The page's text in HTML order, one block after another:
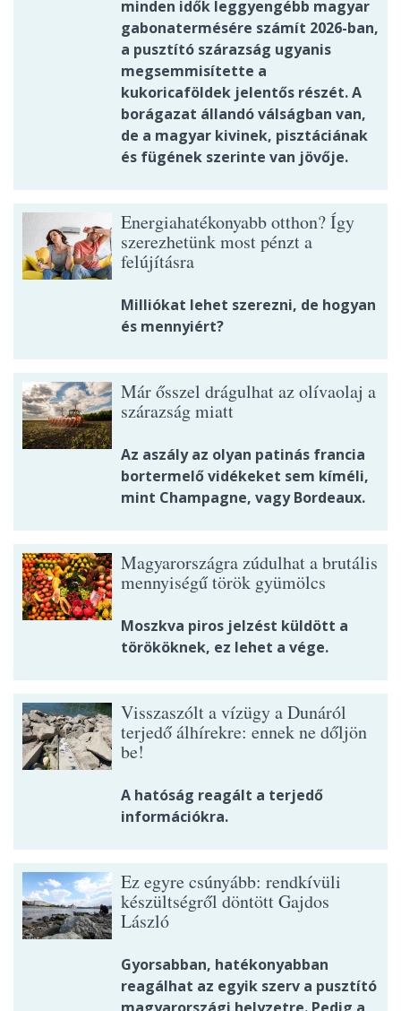
minden idők leggyengébb magyar
gabonatermésére számít 2026-ban,
a pusztító szárazság ugyanis
megsemmisítette a
kukoricaföldek jelentős részét. A
borágazat állandó válságban van,
de a magyar kivinek, pisztáciának
és fügének szerinte van jövője.
Energiahatékonyabb otthon? Így
szerezhetünk most pénzt a
felújításra
Milliókat lehet szerezni, de hogyan
és mennyiért?
Már ősszel drágulhat az olívaolaj a
szárazság miatt
Az aszály az olyan patinás francia
bortermelő vidékeket sem kíméli,
mint Champagne, vagy Bordeaux.
Magyarországra zúdulhat a brutális
mennyiségű török gyümölcs
Moszkva piros jelzést küldött a
törököknek, ez lehet a vége.
Visszaszólt a vízügy a Dunáról
terjedő álhírekre: ennek ne dőljön
be!
A hatóság reagált a terjedő
információkra.
Ez egyre csúnyább: rendkívüli
készültségről döntött Gajdos
László
Gyorsabban, hatékonyabban
reagálhat az egyik szerv a pusztító